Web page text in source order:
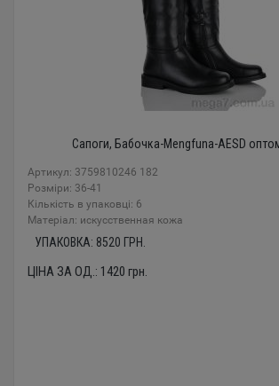
Сапоги, Бабочка-Mengfuna-AESD
Артикул: 3759810246 182
Розміри: 36-41
Кількість в упаковці: 6
Mатеріал: искусственная кожа
УПАКОВКА: 8520 ГРН.
ЦІНА ЗА ОД.: 1420 грн.